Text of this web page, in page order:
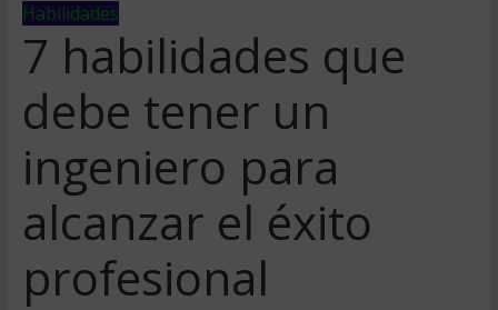
Habilidades
7 habilidades que
debe tener un
ingeniero para
alcanzar el éxito
profesional